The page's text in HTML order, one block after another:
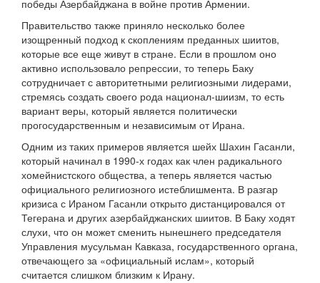
победы Азербайджана в войне против Армении.
Правительство также приняло несколько более
изощренный подход к скоплениям преданных шиитов,
которые все еще живут в стране. Если в прошлом оно
активно использовало репрессии, то теперь Баку
сотрудничает с авторитетными религиозными лидерами,
стремясь создать своего рода национал-шиизм, то есть
вариант веры, который является политически
прогосударственным и независимым от Ирана.
Одним из таких примеров является шейх Шахин Гасанли,
который начинал в 1990-х годах как член радикального
хомейнистского общества, а теперь является частью
официального религиозного истеблишмента. В разгар
кризиса с Ираном Гасанли открыто дистанцировался от
Тегерана и других азербайджанских шиитов. В Баку ходят
слухи, что он может сменить нынешнего председателя
Управления мусульман Кавказа, государственного органа,
отвечающего за «официальный ислам», который
считается слишком близким к Ирану.